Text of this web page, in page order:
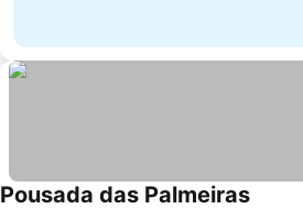
Pousada das Palmeiras